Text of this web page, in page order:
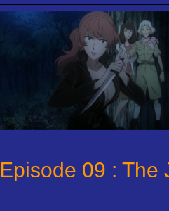
Episode 09 : The